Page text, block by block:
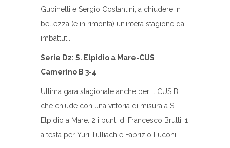
Gubinelli e Sergio Costantini, a chiudere in
bellezza (e in rimonta) un’intera stagione da
imbattuti.
Serie D2: S. Elpidio a Mare-CUS
Camerino B 3-4
Ultima gara stagionale anche per il CUS B
che chiude con una vittoria di misura a S.
Elpidio a Mare. 2 i punti di Francesco Brutti, 1
a testa per Yuri Tulliach e Fabrizio Luconi.